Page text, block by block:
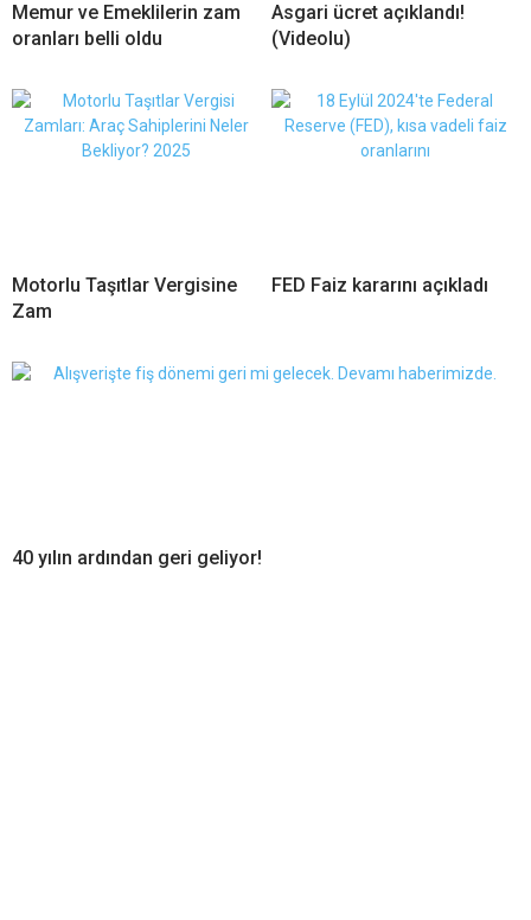
Memur ve Emeklilerin zam
oranları belli oldu
Asgari ücret açıklandı!
(Videolu)
Motorlu Taşıtlar Vergisine
Zam
FED Faiz kararını açıkladı
40 yılın ardından geri geliyor!